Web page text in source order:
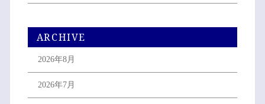
ARCHIVE
2026年8月
2026年7月